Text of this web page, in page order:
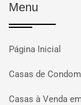
Menu
Página Inicial
Casas de
Casas à Venda